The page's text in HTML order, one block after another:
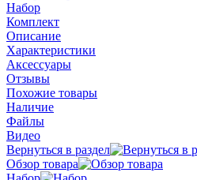
Набор
Комплект
Описание
Характеристики
Аксессуары
Отзывы
Похожие товары
Наличие
Файлы
Видео
Вернуться в раздел
Обзор товара